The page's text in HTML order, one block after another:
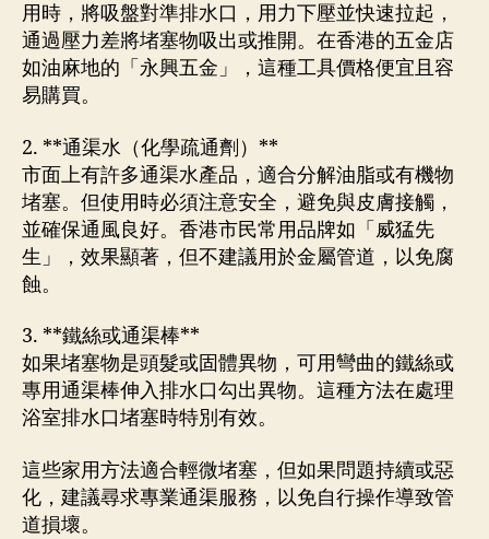
用時，將吸盤對準排水口，用力下壓並快速拉起，
通過壓力差將堵塞物吸出或推開。在香港的五金店
如油麻地的「永興五金」，這種工具價格便宜且容
易購買。
2. **通渠水（化學疏通劑）**
市面上有許多通渠水產品，適合分解油脂或有機物
堵塞。但使用時必須注意安全，避免與皮膚接觸，
並確保通風良好。香港市民常用品牌如「威猛先
生」，效果顯著，但不建議用於金屬管道，以免腐
蝕。
3. **鐵絲或通渠棒**
如果堵塞物是頭髮或固體異物，可用彎曲的鐵絲或
專用通渠棒伸入排水口勾出異物。這種方法在處理
浴室排水口堵塞時特別有效。
這些家用方法適合輕微堵塞，但如果問題持續或惡
化，建議尋求專業通渠服務，以免自行操作導致管
道損壞。